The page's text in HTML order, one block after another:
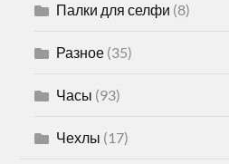
Палки для селфи (8)
Разное (35)
Часы (93)
Чехлы (17)